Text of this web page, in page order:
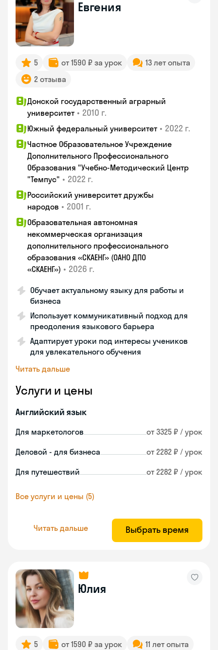
Евгения
5 от 1590 ₽ за урок
13 лет опыта
2 отзыва
Донской государственный аграрный
университет • 2010 г.
Южный федеральный университет • 2022 г.
Частное Образовательное Учреждение
Дополнительного Профессионального
Образования "Учебно-Методический Центр
"Темпус" • 2022 г.
Российский университет дружбы
народов • 2001 г.
Образовательная автономная
некоммерческая организация
дополнительного профессионального
образования «СКАЕНГ» (ОАНО ДПО
«СКАЕНГ») • 2026 г.
Обучает актуальному языку для работы и
бизнеса
Использует коммуникативный подход для
преодоления языкового барьера
Адаптирует уроки под интересы учеников
для увлекательного обучения
Читать дальше
Услуги и цены
Английский язык
Для маркетологов от 3325 ₽ / урок
Деловой - для бизнеса от 2282 ₽ / урок
Для путешествий от 2282 ₽ / урок
Все услуги и цены (5)
Читать дальше Выбрать время
Юлия
5 от 1590 ₽ за урок
11 лет опыта